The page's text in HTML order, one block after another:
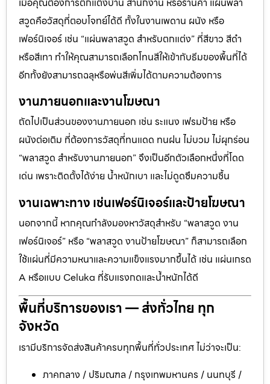
สวูดคือวัสดุที่ตอบโจทย์ได้ดี ทั้งในงานเพดาน ผนัง หรือ
เฟอร์นิเจอร์ เช่น “แผ่นพลาสวูด สำหรับตกแต่ง” ที่สีขาว สีดำ
หรือสีเทา ทำให้คุณสามารถเลือกโทนสีให้เข้ากับธีมของพื้นที่ได้
อีกทั้งยังสามารถฉลุหรือพ่นสีเพิ่มได้ตามความต้องการ
งานภายนอกและงานโฆษณา
ถัดไปเป็นส่วนของงานภายนอก เช่น ระแนง เฟรมป้าย หรือ
ผนังต่อเติม ที่ต้องการวัสดุที่ทนแดด ทนฝน ไม่บวม ไม่ผุกร่อน
“พลาสวูด สำหรับงานภายนอก” จึงเป็นอีกตัวเลือกหนึ่งที่โดด
เด่น เพราะติดตั้งได้ง่าย น้ำหนักเบา และไม่ดูดซึมความชื้น
งานเฉพาะทาง เช่นเฟอร์นิเจอร์และป้ายโฆษณา
นอกจากนี้ หากคุณกำลังมองหาวัสดุสำหรับ “พลาสวูด งาน
เฟอร์นิเจอร์” หรือ “พลาสวูด งานป้ายโฆษณา” ก็สามารถเลือก
ใช้แผ่นที่มีความหนาและความแข็งแรงมากขึ้นได้ เช่น แผ่นเกรด
A หรือแบบ Celuka ที่รับแรงกดและน้ำหนักได้ดี
พื้นที่บริการของเรา — ส่งทั่วไทย ทุก
จังหวัด
เรามีบริการจัดส่งสินค้าครบทุกพื้นที่ทั่วประเทศ ไม่ว่าจะเป็น:
ภาคกลาง / ปริมณฑล / กรุงเทพมหานคร / นนทบุรี /